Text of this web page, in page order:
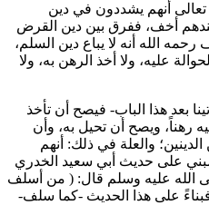
تعالى أنهم يشددون في دين
أخف، ففرق بين دين القرض
الله أنه لا يباع دين السلم،
عليه، ولا أخذ الرهن به، ولا
بعد هذا الباب- فيصح أن تأخذ
رهناً، ويصح أن تحيل به، وأن
والعلة في ذلك: أنهم
على حديث أبي سعيد الخدري
الله عليه وسلم قال: ( من أسلف
على هذا الحديث -كما سلف-